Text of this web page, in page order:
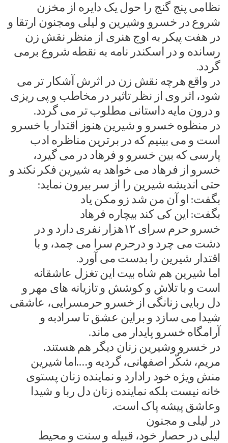
نظامی پنج گنج را حول یک دایره از مخزن
شروع در خسرو وشیرین و لیلی ومجنون ارتقا و
در هفت پیکر به اوج هنری از منظر نقش زن
رسانده و در اسکندر نامه به نقطه شروع برمی
گردد.
در واقع هرچه نقش زن در اثرش آشکار تر می
شود، اثر وی از نظر تاثیر در مخاطب و پی ریزی
و درون مایه داستانی مطلوب تر می گردد.
در منظوه خسرو و شیرین هنوز اقتدار با خسرو
است و می بینیم که در برترین مناظره ادب
پارسی که بین خسرو و فرهاد در می گیرد،
خسرو از فرهاد می خواهد به شیرین فکر نکند و
حتی اندیشه شیرین را از سر بیرون نماید:
بگفت: او آن من شد زو مکن یاد
بگفت: این کی کند بیچاره فرهاد
خسرو حرم سرای ۱۲هزار نفری دارد و در
دشت می چرد و درحرم سرا می چمد، و با
اقتدار شیرین را بدست می آورد.
اما شیرین هم شاه بیت این تغزل عاشقانه
است و با تلاش و کوشش و تازیانه های مهر و
دل ربایی زنانگی از خسرو حرمسرایی، عاشقی
شیدا می سازد و براین عشق تا سرادبه و
آرامگاه خسرو پایدار می ماند.
در خسرو وشیرین زنان دیگر هم هستند.
مریم، شکّر اصفهانی، گردیه و….اما شیرین
منش ویژه خود رادارد و نماینده زنان پستوی
خانه نیست بلکه نماینده زنان دل ربا و شیدا
وعاشق پیشه پاک است.
در لیلی و مجنون
لیلی در حصار خود، قبیله و سنت و محیط